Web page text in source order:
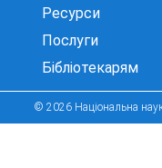
Ресурси
Послуги
Бібліотекарям
© 2026 Національна